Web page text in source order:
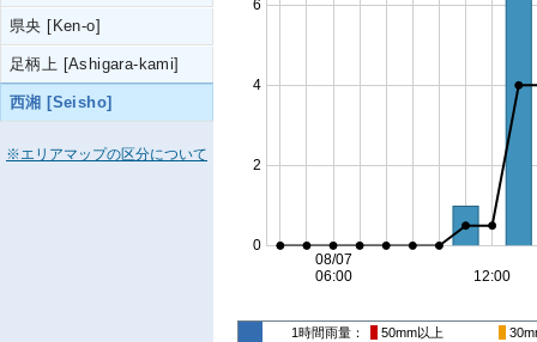
県央 [Ken-o]
足柄上 [Ashigara-kami]
西湘 [Seisho]
※エリアマップの区分について
1時間雨量 50mm以上